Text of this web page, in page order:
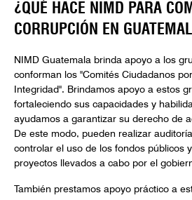
¿QUÉ HACE NIMD PARA
CORRUPCIÓN EN
NIMD Guatemala brinda apoyo a los
conforman los "Comités Ciudadanos
Integridad". Brindamos apoyo a estos
fortaleciendo sus capacidades y
ayudamos a garantizar su derecho de
De este modo, pueden realizar
controlar el uso de los fondos públicos
proyectos llevados a cabo por el
También prestamos apoyo práctico a